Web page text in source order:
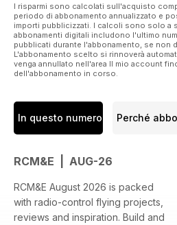
I risparmi sono calcolati sull'acquisto
periodo di abbonamento annualizzato e
importi pubblicizzati. I calcoli sono solo a
abbonamenti digitali includono l'ultimo
pubblicati durante l'abbonamento, se non
L'abbonamento scelto si rinnoverà
venga annullato nell'area Il mio account
dell'abbonamento in corso.
In questo numero Perché
RCM&E | AUG-26
RCM&E August 2026 is packed
with radio-control flying projects,
reviews and inspiration. Build and